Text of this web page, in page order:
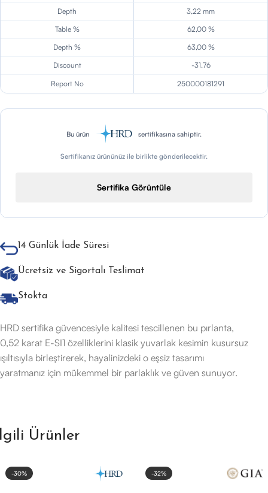
Depth
3,22 mm
Table %
62,00 %
Depth %
63,00 %
Discount
-31.76
Report No 250000181291
Bu ürün sertifikasına sahiptir.
Sertifikanız ürününüz ile birlikte gönderilecektir.
Sertifika Görüntüle
14 Günlük İade Süresi
Ücretsiz ve Sigortalı Teslimat
Stokta
HRD sertifika güvencesiyle kalitesi tescillenen bu pırlanta,
0,52 karat E-SI1 özelliklerini klasik yuvarlak kesimin kusursuz
ışıltısıyla birleştirerek, hayalinizdeki o eşsiz tasarımı
yaratmanız için mükemmel bir parlaklık ve güven sunuyor.
Ürünler
-30% -32%